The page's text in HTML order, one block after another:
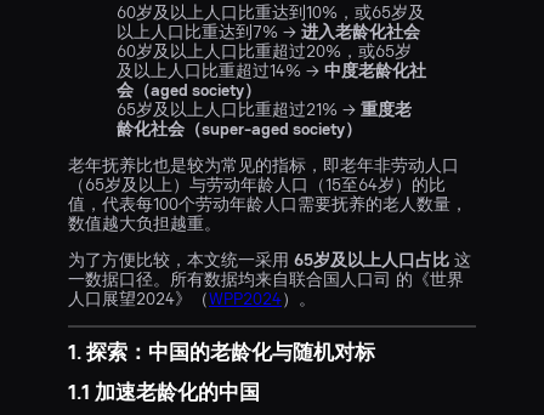
60岁及以上人口比重达到10%，或65岁及
以上人口比重达到7% → 进入老龄化社会
60岁及以上人口比重超过20%，或65岁
及以上人口比重超过14% → 中度老龄化社
会（aged society）
65岁及以上人口比重超过21% → 重度老
龄化社会（super-aged society）
老年抚养比也是较为常见的指标，即老年非劳动人口
（65岁及以上）与劳动年龄人口（15至64岁）的比
值，代表每100个劳动年龄人口需要抚养的老人数量，
数值越大负担越重。
为了方便比较，本文统一采用 65岁及以上人口占比 这
一数据口径。所有数据均来自联合国人口司 的《世界
人口展望2024》（WPP2024）。
1. 探索：中国的老龄化与随机对标
1.1 加速老龄化的中国